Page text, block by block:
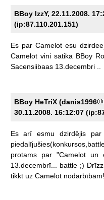
BBoy IzzY, 22.11.2008.
(ip:87.110.201.151)
Es par Camelot esu
Camelot vini satika BBoy
Sacensiibaas 13.decembri
BBoy HeTriX (danis1996
30.11.2008. 16:12:07
Es arī esmu dzirdējis par
protams
par "Camelot un
13.decembrī...
battle ;) Drīzz
tikkt uz Camelot